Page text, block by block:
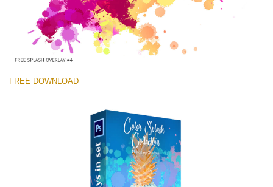
Выберите Вариант
Free Photoshop Overlay #4 Small 800*533px
FREE DOWNLOAD